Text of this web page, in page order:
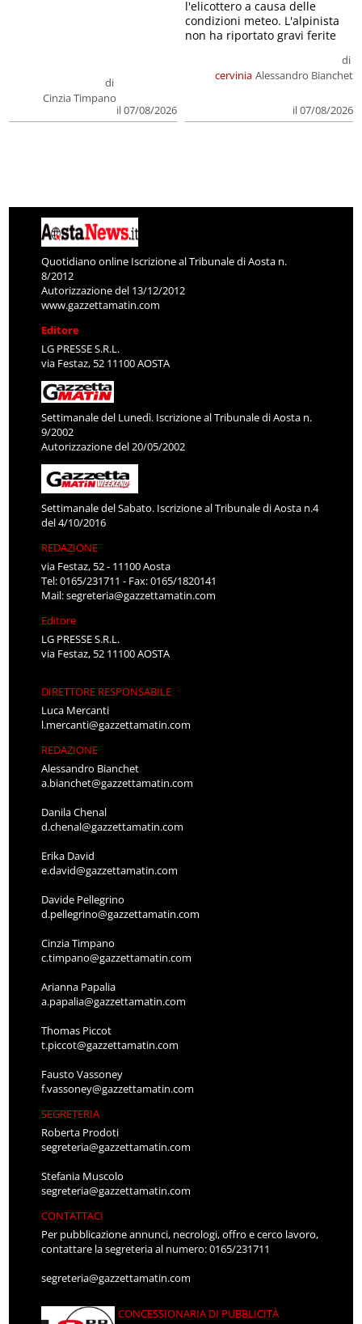
di
Cinzia Timpano
il 07/08/2026
cervinia
di
Alessandro Bianchet
il 07/08/2026
l'elicottero a causa delle
condizioni meteo. L'alpinista
non ha riportato gravi ferite
Quotidiano online Iscrizione al Tribunale di Aosta n.
8/2012
Autorizzazione del 13/12/2012
www.gazzettamatin.com
Editore
LG PRESSE S.R.L.
via Festaz, 52 11100 AOSTA
Settimanale del Lunedì. Iscrizione al Tribunale di Aosta n.
9/2002
Autorizzazione del 20/05/2002
Settimanale del Sabato. Iscrizione al Tribunale di Aosta n.4
del 4/10/2016
REDAZIONE
via Festaz, 52 - 11100 Aosta
Tel: 0165/231711 - Fax: 0165/1820141
Mail:segreteria@gazzettamatin.com
Editore
LG PRESSE S.R.L.
via Festaz, 52 11100 AOSTA
DIRETTORE RESPONSABILE
Luca Mercanti
l.mercanti@gazzettamatin.com
REDAZIONE
Alessandro Bianchet
a.bianchet@gazzettamatin.com
Danila Chenal
d.chenal@gazzettamatin.com
Erika David
e.david@gazzettamatin.com
Davide Pellegrino
d.pellegrino@gazzettamatin.com
Cinzia Timpano
c.timpano@gazzettamatin.com
Arianna Papalia
a.papalia@gazzettamatin.com
Thomas Piccot
t.piccot@gazzettamatin.com
Fausto Vassoney
f.vassoney@gazzettamatin.com
SEGRETERIA
Roberta Prodoti
segreteria@gazzettamatin.com
Stefania Muscolo
segreteria@gazzettamatin.com
CONTATTACI
Per pubblicazione annunci, necrologi, offro e cerco lavoro,
contattare la segreteria al numero: 0165/231711
segreteria@gazzettamatin.com
CONCESSIONARIA DI PUBBLICITÀ